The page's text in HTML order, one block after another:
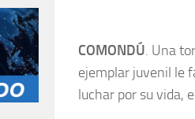
COMONDÚ. Una
ejemplar juvenil le
luchar por su vida,